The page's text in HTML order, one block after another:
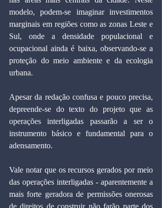
modelo, podem-se imaginar investimentos
marginais em regiões como as zonas Leste e
Sul, onde a densidade populacional e
ocupacional ainda é baixa, observando-se a
proteção do meio ambiente e da ecologia
urbana.
Apesar da redação confusa e pouco precisa,
depreende-se do texto do projeto que as
operações interligadas passarão a ser o
instrumento básico e fundamental para o
adensamento.
Vale notar que os recursos gerados por meio
das operações interligadas - aparentemente a
mais forte geradora de permissões onerosas
de direitos de construir não farão parte dos